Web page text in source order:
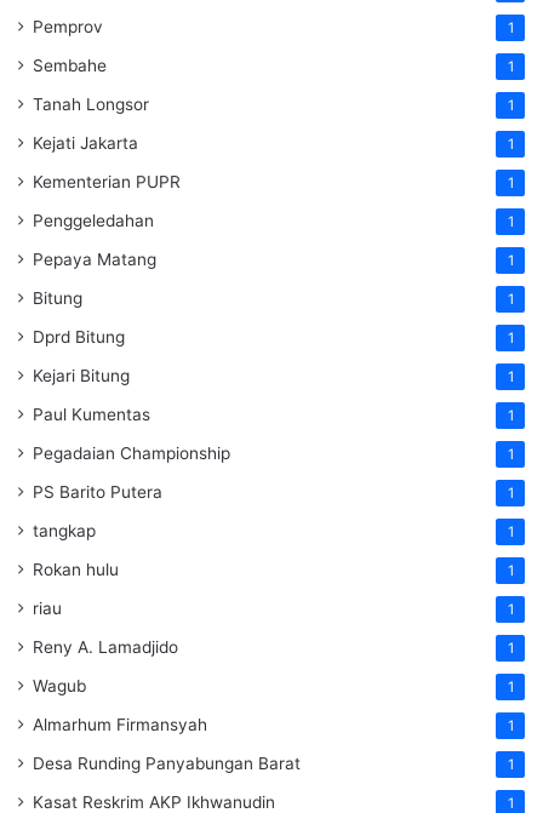
Pemprov 1
Sembahe 1
Tanah Longsor 1
Kejati Jakarta 1
Kementerian PUPR 1
Penggeledahan 1
Pepaya Matang 1
Bitung 1
Dprd Bitung 1
Kejari Bitung 1
Paul Kumentas 1
Pegadaian Championship 1
PS Barito Putera 1
tangkap 1
Rokan hulu 1
riau 1
Reny A. Lamadjido 1
Wagub 1
Almarhum Firmansyah 1
Desa Runding Panyabungan Barat 1
Kasat Reskrim AKP Ikhwanudin 1